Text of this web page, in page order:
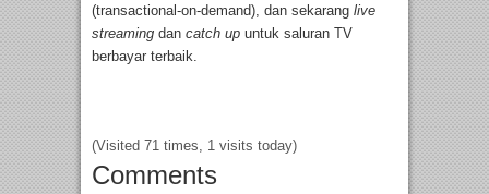
(transactional-on-demand), dan sekarang live
streaming dan catch up untuk saluran TV
berbayar terbaik.
(Visited 71 times, 1 visits today)
Comments